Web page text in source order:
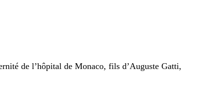
de l’hôpital de Monaco, fils d’Auguste Gatti,